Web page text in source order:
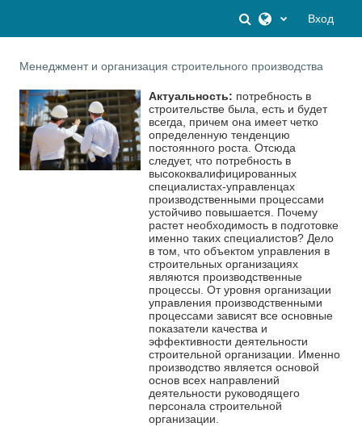
ИзменитьВход
Менеджмент и организация строительного производства
Актуальность: потребность в
строительстве была, есть и будет
всегда, причем она имеет четко
определенную тенденцию
постоянного роста. Отсюда
следует, что потребность в
высококвалифицированных
специалистах-управленцах
производственными процессами
устойчиво повышается. Почему
растет необходимость в подготовке
именно таких специалистов? Дело
в том, что объектом управления в
строительных организациях
являются производственные
процессы. От уровня организации
управления производственными
процессами зависят все основные
показатели качества и
эффективности деятельности
строительной организации. Именно
производство является основой
основ всех направлений
деятельности руководящего
персонала строительной
организации.